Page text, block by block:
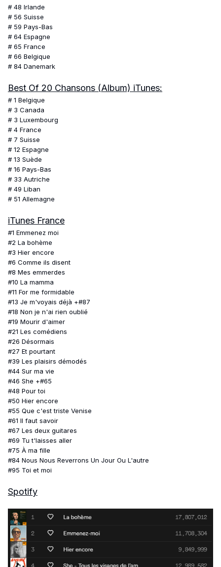
# 48 Irlande
# 56 Suisse
# 59 Pays-Bas
# 64 Espagne
# 65 France
# 66 Belgique
# 84 Danemark
Best Of 20 Chansons (Album) iTunes:
# 1 Belgique
# 3 Canada
# 3 Luxembourg
# 4 France
# 7 Suisse
# 12 Espagne
# 13 Suède
# 16 Pays-Bas
# 33 Autriche
# 49 Liban
# 51 Allemagne
iTunes France
#1 Emmenez moi
#2 La bohème
#3 Hier encore
#6 Comme ils disent
#8 Mes emmerdes
#10 La mamma
#11 For me formidable
#13 Je m'voyais déjà +#87
#18 Non je n'ai rien oublié
#19 Mourir d'aimer
#21 Les comédiens
#26 Désormais
#27 Et pourtant
#39 Les plaisirs démodés
#44 Sur ma vie
#46 She +#65
#48 Pour toi
#50 Hier encore
#55 Que c'est triste Venise
#61 Il faut savoir
#67 Les deux guitares
#69 Tu t'laisses aller
#75 À ma fille
#84 Nous Nous Reverrons Un Jour Ou L'autre
#95 Toi et moi
Spotify